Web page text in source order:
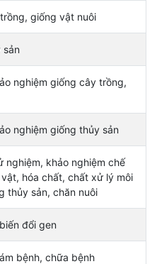
giống vật nuôi
sản
nghiệm giống cây trồng,
nghiệm giống thủy sản
nghiệm, khảo nghiệm chế
hóa chất, chất xử lý môi
thủy sản, chăn nuôi
đổi gen
bệnh, chữa bệnh